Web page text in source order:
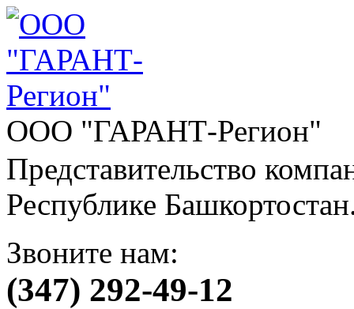
ООО "ГАРАНТ-Регион"
Представительство
Республике
Звоните нам:
(347) 292-49-12